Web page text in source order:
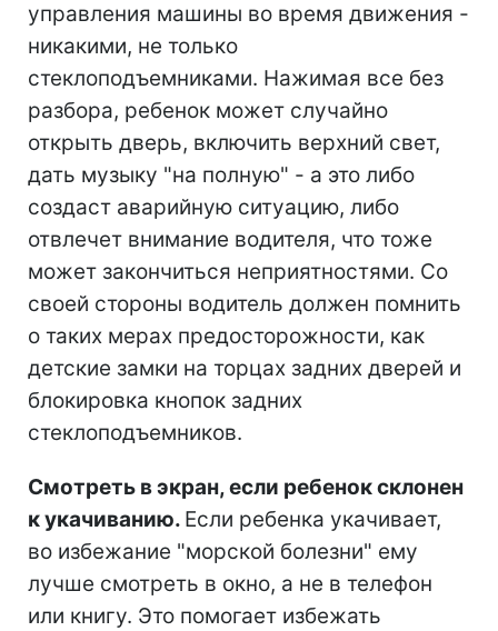
управления машины во время движения -
никакими, не только
стеклоподъемниками. Нажимая все без
разбора, ребенок может случайно
открыть дверь, включить верхний свет,
дать музыку "на полную" - а это либо
создаст аварийную ситуацию, либо
отвлечет внимание водителя, что тоже
может закончиться неприятностями. Со
своей стороны водитель должен помнить
о таких мерах предосторожности, как
детские замки на торцах задних дверей и
блокировка кнопок задних
стеклоподъемников.
Смотреть в экран, если ребенок склонен
к укачиванию. Если ребенка укачивает,
во избежание "морской болезни" ему
лучше смотреть в окно, а не в телефон
или книгу. Это помогает избежать